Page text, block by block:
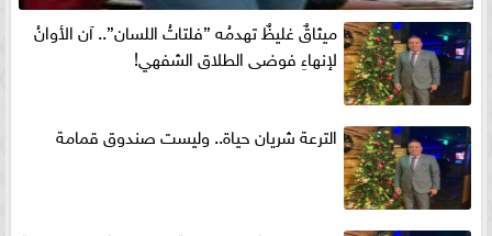
ميثاقٌ غليظٌ تهدمُه ”فلتاتُ اللسان”.. آن الأوانُ
لإنهاءِ فوضى الطلاق الشفهي!
الترعة شريان حياة.. وليست صندوق قمامة